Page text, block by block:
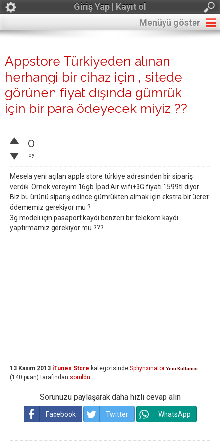
Giriş Yap | Kayıt ol
Menüyü göster
Appstore Türkiyeden alınan
herhangi bir cihaz için , sitede
görünen fiyat dışında gümrük
için bir para ödeyecek miyiz ??
0
oy
Mesela yeni açılan apple store türkiye adresinden bir sipariş
verdik. Örnek vereyim 16gb İpad Air wifi+3G fiyatı 1599tl diyor.
Biz bu ürünü sipariş edince gümrükten almak için ekstra bir ücret
ödememiz gerekiyor mu ?
3g modeli için pasaport kaydı benzeri bir telekom kaydı
yaptırmamız gerekiyor mu ???
13 Kasım 2013 iTunes Store kategorisinde Sphynxinator Yeni Kullanıcı
(140 puan) tarafından soruldu
Sorunuzu paylaşarak daha hızlı cevap alın
Facebook Twitter WhatsApp